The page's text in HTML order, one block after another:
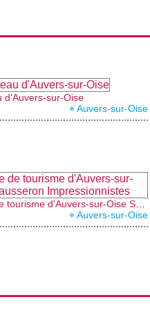
d'Auvers-sur-Oise
⌖ Auvers-sur-Oise
⌖ Auvers-sur-Oise